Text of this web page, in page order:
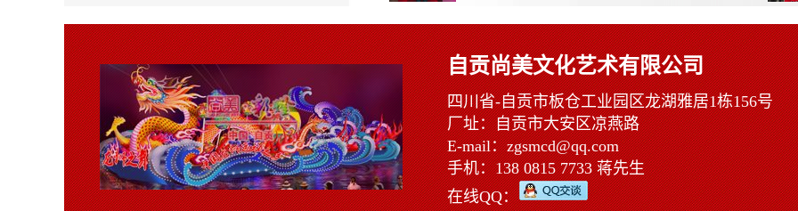
自贡尚美文化艺术有限公司
四川省-自贡市板仓工业园区龙湖雅居1栋156号
厂址：自贡市大安区凉燕路
E-mail：zgsmcd@qq.com
手机：138 0815 7733 蒋先生
在线QQ：